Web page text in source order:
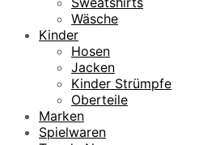
Wäsche
Kinder
Hosen
Jacken
Kinder Strümpfe
Oberteile
Marken
Spielwaren